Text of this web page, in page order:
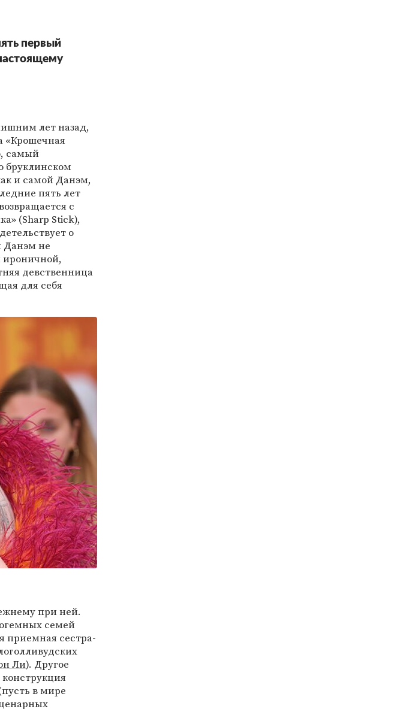
первый
лет назад,
«Крошечная
самый
бруклинском
и самой Данэм,
пять лет
с
(Sharp Stick),
о
Данэм не
ироничной,
девственница
для себя
при ней.
семей
приемная сестра-
Ли). Другое
в мире